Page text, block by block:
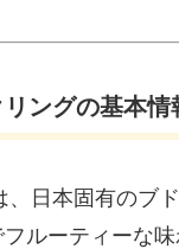
ングの基本情
、日本固有のブ
ルーティーな